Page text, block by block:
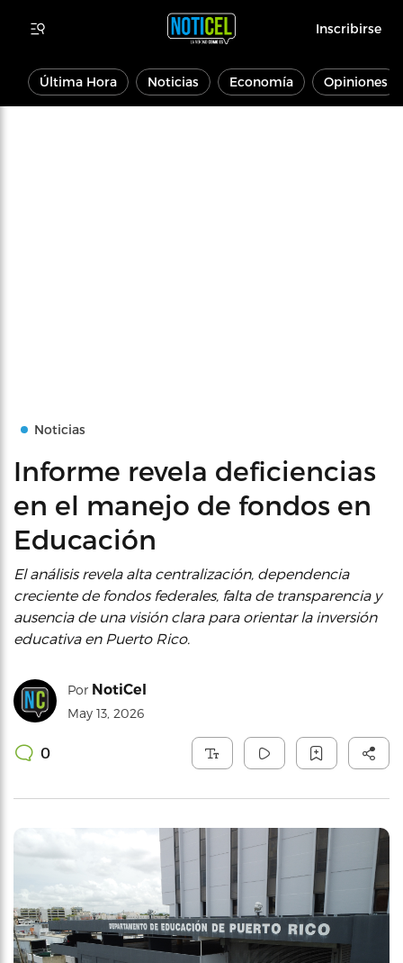
Inscribirse
Última Hora Noticias Economía Opiniones
Noticias
Informe revela deficiencias
en el manejo de fondos en
Educación
El análisis revela alta centralización, dependencia
creciente de fondos federales, falta de transparencia y
ausencia de una visión clara para orientar la inversión
educativa en Puerto Rico.
Por NotiCel
May 13, 2026
0